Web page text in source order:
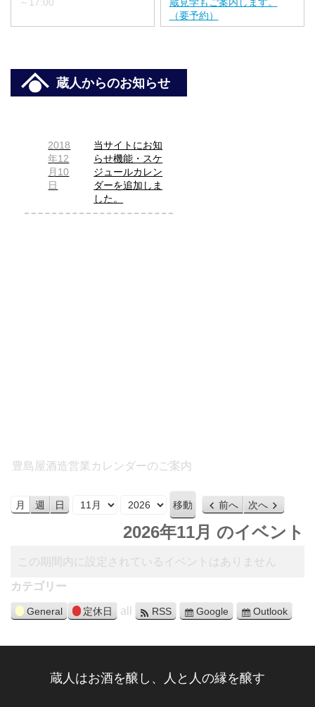
（要予約）
蔵人からのお知らせ
2018
年12
月10
日
当サイトにお知
らせ機能・スケ
ジュールカレン
ダーを追加しま
した。
豊島屋酒造営業カレンダーのご案内
月 週 日 月 年 前へ 次へ
2026年11月 のイベント
この期間内に設定されているイベントはありません
カテゴリー
General 定休日 all RSS Google Outlook
蔵人はお酒を醸し、人と人の縁を醸す